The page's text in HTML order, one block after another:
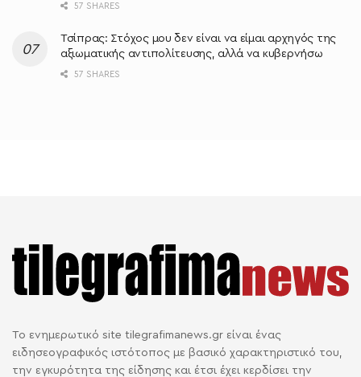
57 SHARES
Τσίπρας: Στόχος μου δεν είναι να είμαι αρχηγός της
αξιωματικής αντιπολίτευσης, αλλά να κυβερνήσω
57 SHARES
Το ενημερωτικό site tilegrafimanews.gr είναι ένας
ειδησεογραφικός ιστότοπος με βασικό χαρακτηριστικό του,
την εγκυρότητα της είδησης και έτσι έχει κερδίσει την